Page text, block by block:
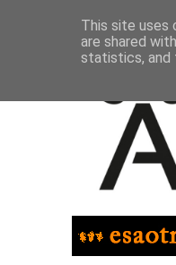
This site uses
are shared
statistics, and